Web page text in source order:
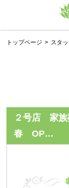
トップページ スタ
２号店 家族
春 OP…